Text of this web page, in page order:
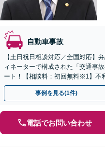
自動車事故
【土日祝日相談対応／全国対応】
ィネーターで構成された「交通事
ート！【相談料：初回無料※1】不
ぐ相談！
事例を見る(1件)
電話でお問い合わせ